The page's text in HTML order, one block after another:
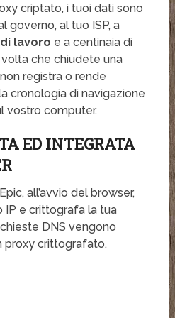
criptato, i tuoi dati sono
governo, al tuo ISP, a
lavoro e a centinaia di
che chiudete una
registra o rende
cronologia di navigazione
vostro computer.
ED INTEGRATA
all’avvio del browser,
IP e crittografa la tua
DNS vengono
proxy crittografato.